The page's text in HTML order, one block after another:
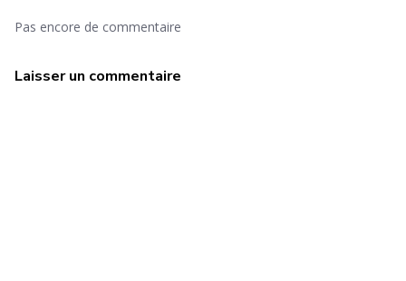
Pas encore de commentaire
Laisser un commentaire